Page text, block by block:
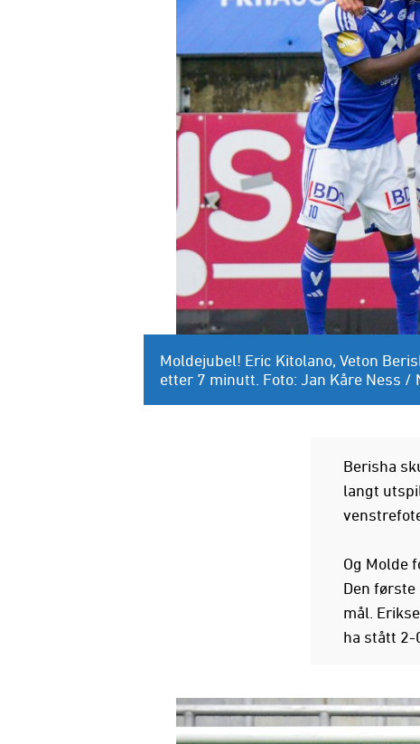
Moldejubel! Eric Kitolano, Veton
etter 7 minutt. Foto: Jan Kåre Ness /
Berisha
langt
Og Molde
Den
mål.
ha stått 2-